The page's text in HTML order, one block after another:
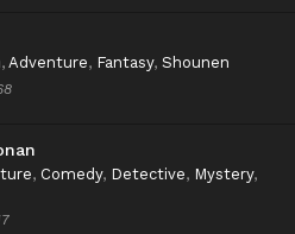
, Adventure, Fantasy, Shounen
, Comedy, Detective, Mystery,